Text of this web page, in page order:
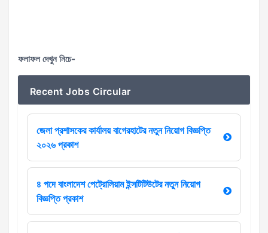
ফলাফল দেখুন নিচে-
Recent Jobs Circular
জেলা প্রশাসকের কার্যালয় বাগেরহাটের নতুন নিয়োগ বিজ্ঞপ্তি
২০২৬ প্রকাশ
৪ পদে বাংলাদেশ পেট্রোলিয়াম ইন্সটিটিউটের নতুন নিয়োগ
বিজ্ঞপ্তি প্রকাশ